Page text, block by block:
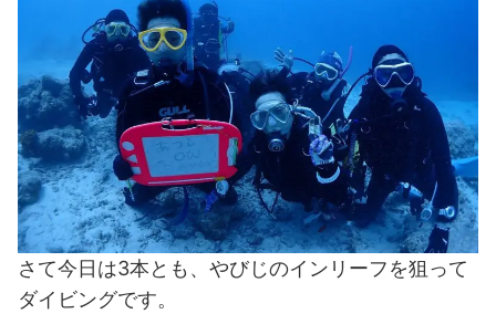
さて今日は3本とも、やびじのインリーフを狙って
ダイビングです。